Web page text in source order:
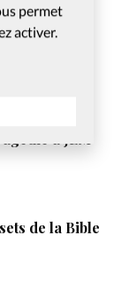
permet
activer.
à JEM
de la Bible